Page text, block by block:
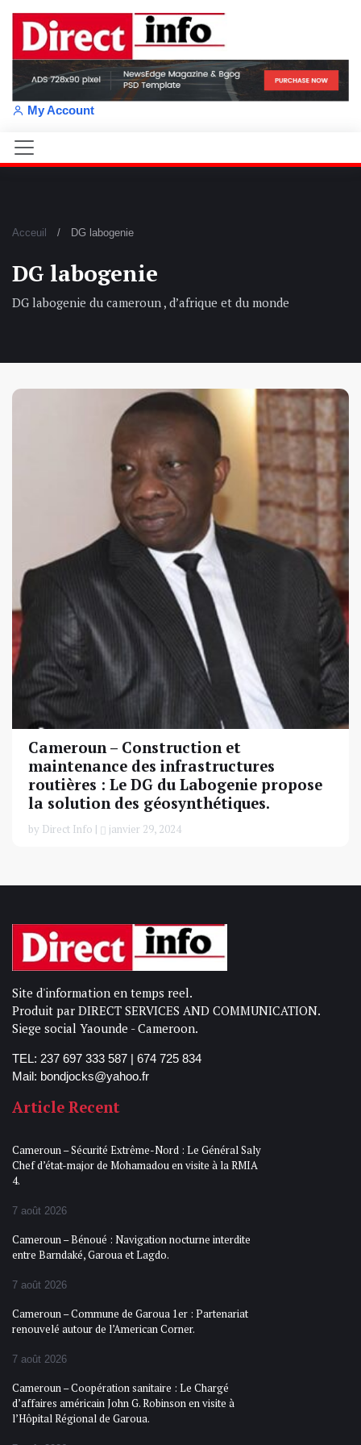
My Account
Acceuil DG labogenie
DG labogenie
DG labogenie du cameroun , d’afrique et du monde
Cameroun – Construction et
maintenance des infrastructures
routières : Le DG du Labogenie propose
la solution des géosynthétiques.
by Direct Info | janvier 29, 2024
Site d'information en temps reel.
Produit par DIRECT SERVICES AND COMMUNICATION.
Siege social Yaounde - Cameroon.
TEL: 237 697 333 587 | 674 725 834
Mail: bondjocks@yahoo.fr
Article Recent
Cameroun – Sécurité Extrême-Nord : Le Général Saly
Chef d’état-major de Mohamadou en visite à la RMIA
4.
7 août 2026
Cameroun – Bénoué : Navigation nocturne interdite
entre Barndaké, Garoua et Lagdo.
7 août 2026
Cameroun – Commune de Garoua 1er : Partenariat
renouvelé autour de l’American Corner.
7 août 2026
Cameroun – Coopération sanitaire : Le Chargé
d’affaires américain John G. Robinson en visite à
l’Hôpital Régional de Garoua.